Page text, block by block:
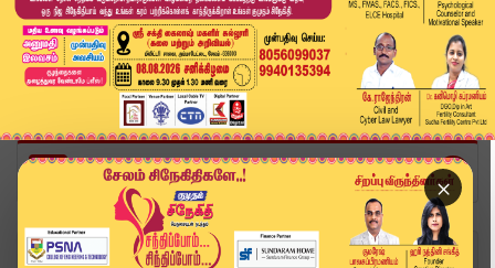
×
Home
வீடியோ ஸ்டோரி